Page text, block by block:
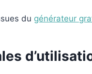
du générateur